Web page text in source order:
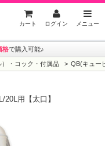
カート ログイン メニュー
格で購入可能♪
・コック・付属品 QB(キュー
用【太口】